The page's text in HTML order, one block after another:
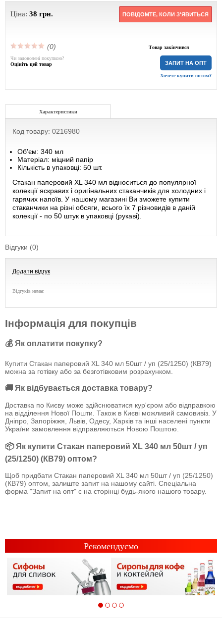
Ціна: 38 грн. ПОВІДОМТЕ, КОЛИ З'ЯВИТЬСЯ
(0) Товар закінчився
ЗАПИТ НА ОПТ
Хочете купити оптом?
Чи задоволені покупкою?
Оцініть цей товар
Характеристики
Код товару: 0216980
Об'єм: 340 мл
Матеріал: міцний папір
Кількість в упаковці: 50 шт.
Стакан паперовий XL 340 мл відноситься до популярної
колекції яскравих і оригінальних стаканчиків для холодних і
гарячих напоїв. У нашому магазині Ви зможете купити
стаканчики на різні обсяги, всього їх 7 різновидів в даній
колекції - по 50 штук в упаковці (рукаві).
Відгуки (0)
Додати відгук
Відгуків немає
Інформація для покупців
💰 Як оплатити покупку?
Купити Стакан паперовий XL 340 мл 50шт / уп (25/1250) (КВ79)
можна за готівку або за безготівковим розрахунком.
🚚 Як відбувається доставка товару?
Доставка по Києву може здійснюватися кур'єром або відправкою
на відділення Нової Пошти. Також в Києві можливий самовивіз. У
Дніпро, Запоріжжя, Львів, Одесу, Харків та інші населені пункти
України замовлення відправляються Новою Поштою.
📦 Як купити Стакан паперовий XL 340 мл 50шт / уп
(25/1250) (КВ79) оптом?
Щоб придбати Стакан паперовий XL 340 мл 50шт / уп (25/1250)
(КВ79) оптом, залиште запит на нашому сайті. Спеціальна
форма "Запит на опт" є на сторінці будь-якого нашого товару.
Рекомендуємо